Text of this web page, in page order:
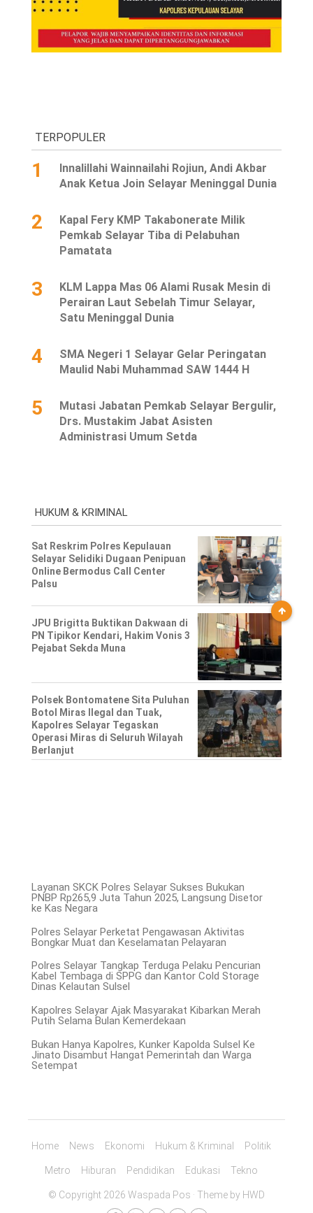
TERPOPULER
1
Innalillahi Wainnailahi Rojiun, Andi Akbar
Anak Ketua Join Selayar Meninggal Dunia
2
Kapal Fery KMP Takabonerate Milik
Pemkab Selayar Tiba di Pelabuhan
Pamatata
3
KLM Lappa Mas 06 Alami Rusak Mesin di
Perairan Laut Sebelah Timur Selayar,
Satu Meninggal Dunia
4
SMA Negeri 1 Selayar Gelar Peringatan
Maulid Nabi Muhammad SAW 1444 H
5
Mutasi Jabatan Pemkab Selayar Bergulir,
Drs. Mustakim Jabat Asisten
Administrasi Umum Setda
HUKUM & KRIMINAL
Sat Reskrim Polres Kepulauan
Selayar Selidiki Dugaan Penipuan
Online Bermodus Call Center
Palsu
JPU Brigitta Buktikan Dakwaan di
PN Tipikor Kendari, Hakim Vonis 3
Pejabat Sekda Muna
Polsek Bontomatene Sita Puluhan
Botol Miras Ilegal dan Tuak,
Kapolres Selayar Tegaskan
Operasi Miras di Seluruh Wilayah
Berlanjut
Layanan SKCK Polres Selayar Sukses Bukukan
PNBP Rp265,9 Juta Tahun 2025, Langsung Disetor
ke Kas Negara
Polres Selayar Perketat Pengawasan Aktivitas
Bongkar Muat dan Keselamatan Pelayaran
Polres Selayar Tangkap Terduga Pelaku Pencurian
Kabel Tembaga di SPPG dan Kantor Cold Storage
Dinas Kelautan Sulsel
Kapolres Selayar Ajak Masyarakat Kibarkan Merah
Putih Selama Bulan Kemerdekaan
Bukan Hanya Kapolres, Kunker Kapolda Sulsel Ke
Jinato Disambut Hangat Pemerintah dan Warga
Setempat
Home News Ekonomi Hukum & Kriminal Politik
Metro Hiburan Pendidikan Edukasi Tekno
© Copyright 2026 Waspada Pos · Theme by HWD